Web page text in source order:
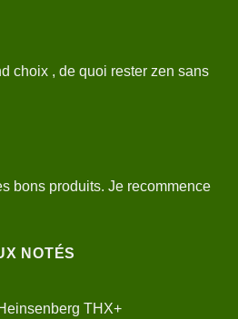
choix , de quoi rester zen sans
bons produits. Je recommence
NOTÉS
THX+